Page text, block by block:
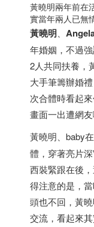
黃曉明兩年前在
實當年兩人已無
黃曉明
年婚姻，不過
2人共同扶養，
大手筆籌辦婚
次合體時看起
畫面一出遭網友
黃曉明、baby
體，穿著亮片
西裝緊跟在後
得注意的是，
頭也不回，黃
交流，看起來